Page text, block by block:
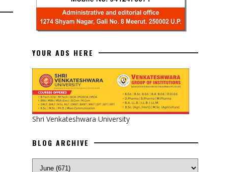
YOUR ADS HERE
Shri Venkateshwara University
BLOG ARCHIVE